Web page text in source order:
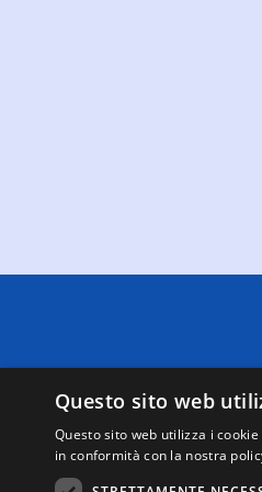
Questo sito web
Questo sito web utilizza i
in conformità con la nostra